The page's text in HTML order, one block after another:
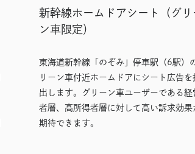
新幹線ホームドアシート（グリ
ン車限定）
東海道新幹線「のぞみ」停車駅（6駅）
リーン車付近ホームドアにシート広告を
出します。グリーン車ユーザーである経
者層、高所得者層に対して高い訴求効果
期待できます。